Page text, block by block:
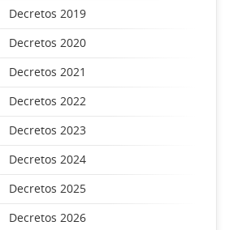
Decretos 2019
Decretos 2020
Decretos 2021
Decretos 2022
Decretos 2023
Decretos 2024
Decretos 2025
Decretos 2026